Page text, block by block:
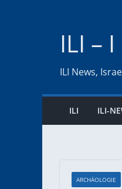
ILI –
ILI News,
ILI ILI-
ARCHÄOLOGIE